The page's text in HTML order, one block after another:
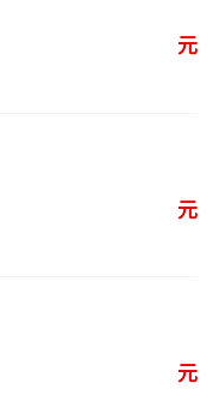
元
元
元